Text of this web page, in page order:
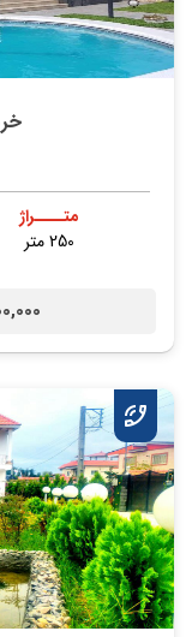
متــــراژ
250 متر